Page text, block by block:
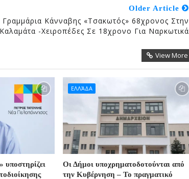
Older Article
Γραμμάρια Κάνναβης «τσακωτός» 68χρονος Στην
Καλαμάτα -Χειροπέδες Σε 18χρονο Για Ναρκωτικά
View More
ΕΛΛΆΔΑ
Οι Δήμοι υποχρηματοδοτούνται από
την Κυβέρνηση – Το πραγματικό